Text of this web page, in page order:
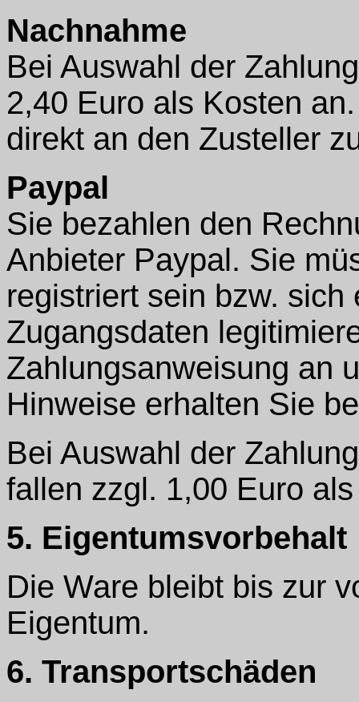
Nachnahme
Bei Auswahl der
2,40 Euro als Kosten
direkt an den Zusteller
Paypal
Sie bezahlen den
Anbieter Paypal. Sie
registriert sein bzw.
Zugangsdaten
Zahlungsanweisung an
Hinweise erhalten Sie
Bei Auswahl der
fallen zzgl. 1,00 Euro
5. Eigentumsvorbehalt
Die Ware bleibt bis zur
Eigentum.
6. Transportschäden